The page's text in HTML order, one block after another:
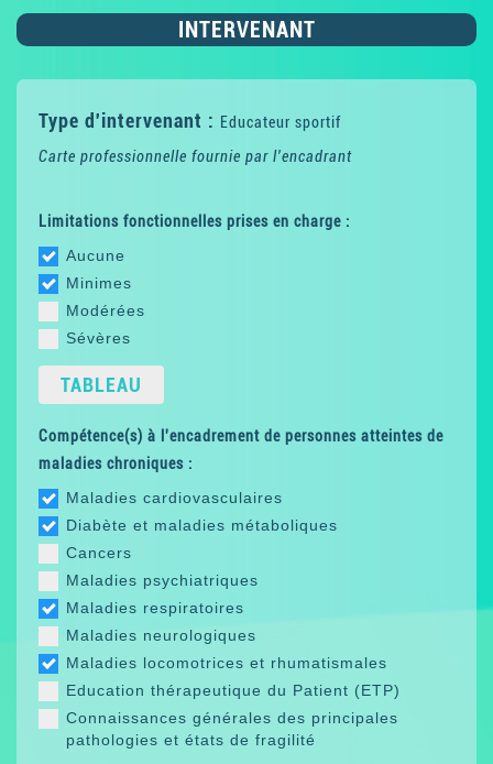
INTERVENANT
Type d'intervenant : Educateur sportif
Carte professionnelle fournie par l'encadrant
Limitations fonctionnelles prises en charge :
Aucune
Minimes
Modérées
Sévères
TABLEAU
Compétence(s) à l'encadrement de personnes atteintes de
maladies chroniques :
Maladies cardiovasculaires
Diabète et maladies métaboliques
Cancers
Maladies psychiatriques
Maladies respiratoires
Maladies neurologiques
Maladies locomotrices et rhumatismales
Education thérapeutique du Patient (ETP)
Connaissances générales des principales
pathologies et états de fragilité